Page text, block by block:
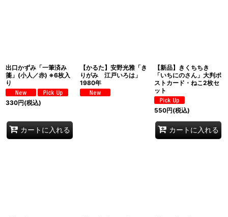
出口かずみ「一筆済み
箋」(小人／赤) ※6枚入
り
330円(税込)
カートに入れる
【かるた】安野光雅「き
りがみ 江戸いろは」
1980年
【新品】きくちちき
「いちにのさん」大判ポ
ストカード・ねこ2枚セ
ット
550円(税込)
カートに入れる